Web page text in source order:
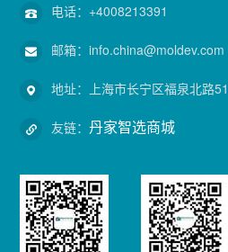
电话： +4008213391
邮箱：info.china@moldev.com
地址： 上海市长宁区福泉北路
友链：丹家智选商城